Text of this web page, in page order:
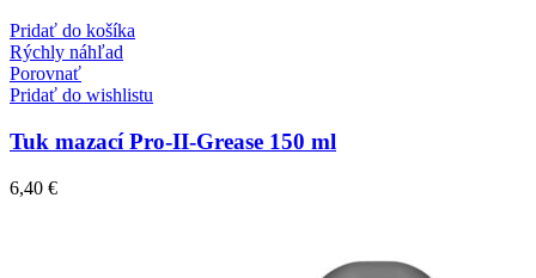
Pridať do košíka
Rýchly náhľad
Porovnať
Pridať do wishlistu
Tuk mazací Pro-II-Grease 150 ml
6,40 €